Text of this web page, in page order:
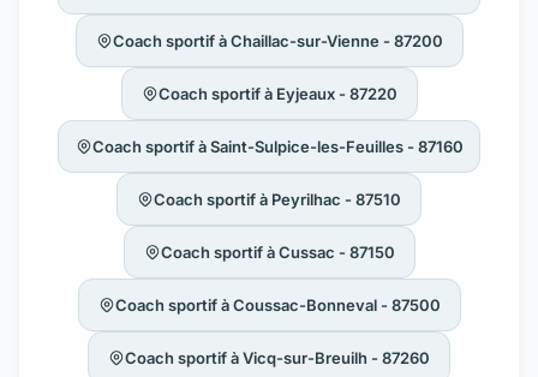
Coach sportif à Chaillac-sur-Vienne - 87200
Coach sportif à Eyjeaux - 87220
Coach sportif à Saint-Sulpice-les-Feuilles - 87160
Coach sportif à Peyrilhac - 87510
Coach sportif à Cussac - 87150
Coach sportif à Coussac-Bonneval - 87500
Coach sportif à Vicq-sur-Breuilh - 87260